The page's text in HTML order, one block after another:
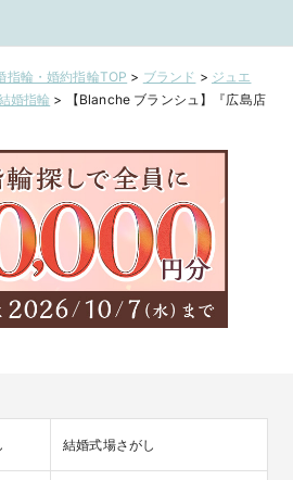
指輪・婚約指輪TOP > ブランド > ジュエ
婚指輪 >
【Blanche ブランシュ】『広島店
結婚式場さがし